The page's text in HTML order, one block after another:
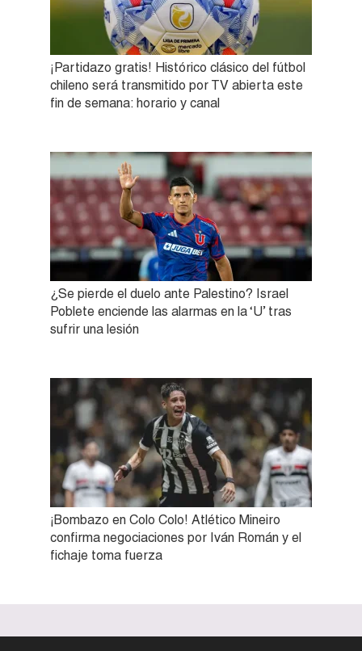
¡Partidazo gratis! Histórico clásico del fútbol
chileno será transmitido por TV abierta este
fin de semana: horario y canal
¿Se pierde el duelo ante Palestino? Israel
Poblete enciende las alarmas en la ‘U’ tras
sufrir una lesión
¡Bombazo en Colo Colo! Atlético Mineiro
confirma negociaciones por Iván Román y el
fichaje toma fuerza